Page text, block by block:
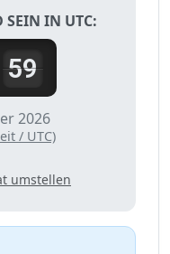
SEIN IN UTC:
59
2026
/ UTC)
umstellen